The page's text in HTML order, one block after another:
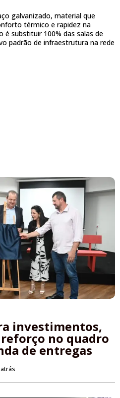
galvanizado, material que
térmico e rapidez na
é substituir 100% das salas de
padrão de infraestrutura na rede
investimentos,
reforço no quadro
de entregas